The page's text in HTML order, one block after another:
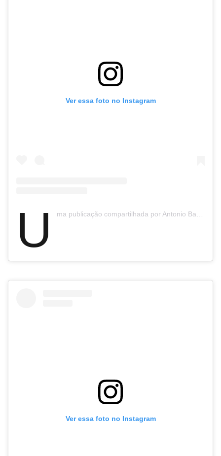
Ver essa foto no Instagram
U ma publicação compartilhada por Antonio Banderas (@antoniobanderas)
Ver essa foto no Instagram